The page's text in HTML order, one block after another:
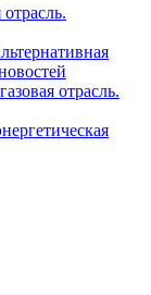
отрасль.